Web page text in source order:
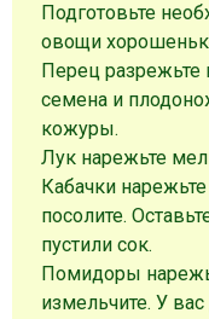
Подготовьте
овощи
Перец разрежьте
семена и
кожуры.
Лук нарежьте
Кабачки
посолите.
пустили сок.
Помидоры
измельчите. У